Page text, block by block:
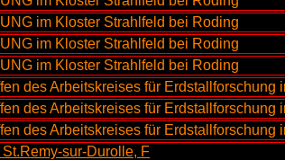
im Kloster Strahlfeld bei Roding
im Kloster Strahlfeld bei Roding
im Kloster Strahlfeld bei Roding
des Arbeitskreises für Erdstallforschung
des Arbeitskreises für Erdstallforschung
des Arbeitskreises für
sur-Durolle, F